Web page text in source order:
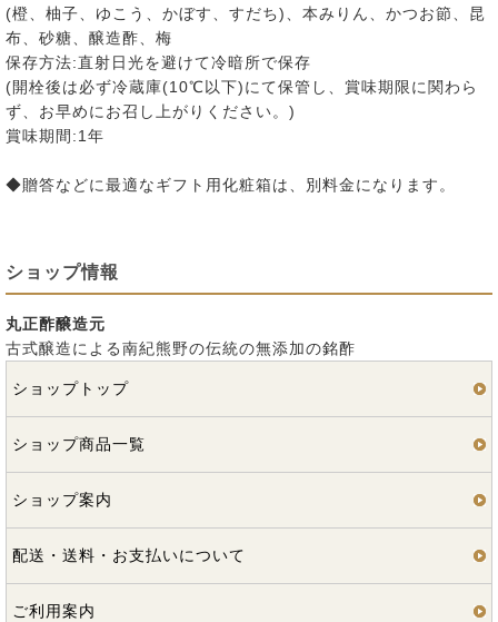
(橙、柚子、ゆこう、かぼす、すだち)、本みりん、かつお節、昆
布、砂糖、醸造酢、梅
保存方法:直射日光を避けて冷暗所で保存
(開栓後は必ず冷蔵庫(10℃以下)にて保管し、賞味期限に関わら
ず、お早めにお召し上がりください。)
賞味期間:1年
◆贈答などに最適なギフト用化粧箱は、別料金になります。
ショップ情報
丸正酢醸造元
古式醸造による南紀熊野の伝統の無添加の銘酢
ショップトップ
ショップ商品一覧
ショップ案内
配送・送料・お支払いについて
ご利用案内